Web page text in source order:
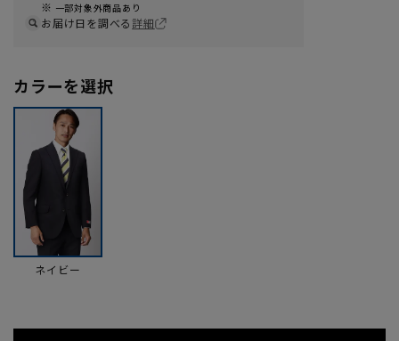
一部対象外商品あり
お届け日を調べる詳細
カラーを選択
ネイビー